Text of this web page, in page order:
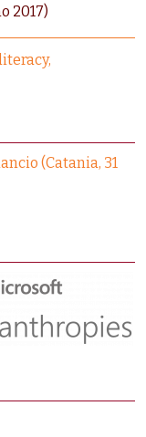
2017)
(Catania, 31